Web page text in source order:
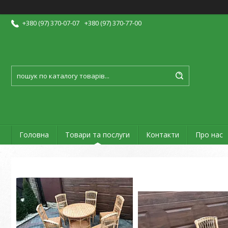
+380 (97) 370-07-07 +380 (97) 370-77-00
Головна Товари та послуги Контакти Про нас